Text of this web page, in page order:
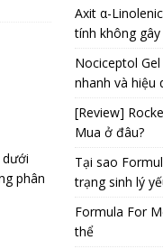
phân
Axit α-
tính không
Nociceptol
nhanh và hiệu
[Review]
Mua ở đâu?
Tại sao
trạng sinh lý
Formula For
thể